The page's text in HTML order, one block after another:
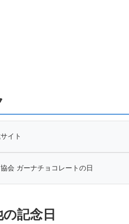
イト
会 ガーナチョコレートの日
記念日